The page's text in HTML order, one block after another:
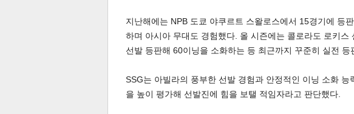
스북 터 공 공유 버블
달기
지난해에는 NPB 도쿄 야쿠르트 스왈로스에서 15경기에 등
하며 아시아 무대도 경험했다. 올 시즌에는 콜로라도 로키스
선발 등판해 60이닝을 소화하는 등 최근까지 꾸준히 실전 등
SSG는 아빌라의 풍부한 선발 경험과 안정적인 이닝 소화
을 높이 평가해 선발진에 힘을 보탤 적임자라고 판단했다.